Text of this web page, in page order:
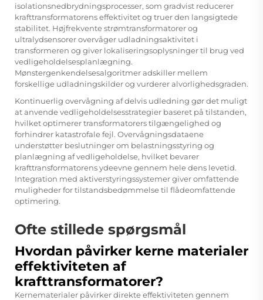
isolationsnedbrydningsprocesser, som gradvist reducerer
krafttransformatorens effektivitet og truer den langsigtede
stabilitet. Højfrekvente strømtransformatorer og
ultralydsensorer overvåger udladningsaktivitet i
transformeren og giver lokaliseringsoplysninger til brug ved
vedligeholdelsesplanlægning.
Mønstergenkendelsesalgoritmer adskiller mellem
forskellige udladningskilder og vurderer alvorlighedsgraden.
Kontinuerlig overvågning af delvis udledning gør det muligt
at anvende vedligeholdelsesstrategier baseret på tilstanden,
hvilket optimerer transformatorers tilgængelighed og
forhindrer katastrofale fejl. Overvågningsdataene
understøtter beslutninger om belastningsstyring og
planlægning af vedligeholdelse, hvilket bevarer
krafttransformatorens ydeevne gennem hele dens levetid.
Integration med aktiverstyringssystemer giver omfattende
muligheder for tilstandsbedømmelse til flådeomfattende
optimering.
Ofte stillede spørgsmål
Hvordan påvirker kerne materialer
effektiviteten af
krafttransformatorer?
Kernematerialer påvirker direkte effektiviteten gennem